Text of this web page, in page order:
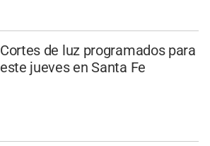
Cortes de luz programados para
este jueves en Santa Fe